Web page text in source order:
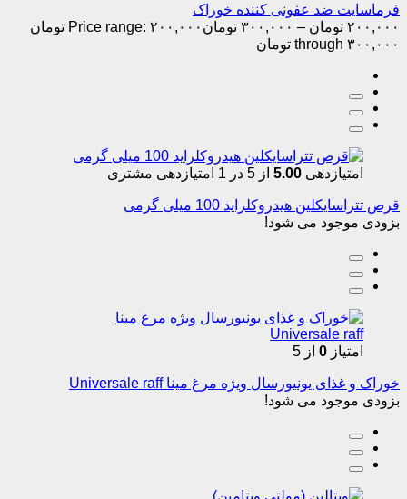
فرماسایت ضد عفونی کننده خوراک
۲۰۰,۰۰۰ تومان – ۳۰۰,۰۰۰ تومان
Price range: ۲۰۰,۰۰۰ تومان
through ۳۰۰,۰۰۰ تومان
امتیازدهی 5.00 از 5 در 1 امتیازدهی مشتری
قرص تتراسایکلین هیدروکلراید 100 میلی گرمی
بزودی موجود می شود!
امتیاز 0 از 5
خوراک و غذای یونیورسال ویژه مرغ مینا Universale raff
بزودی موجود می شود!